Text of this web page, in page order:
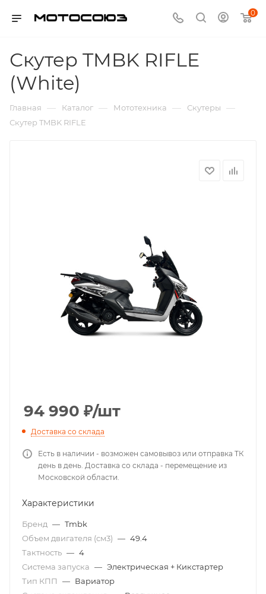
0
Скутер TMBK RIFLE
(White)
Главная — Каталог — Мототехника — Скутеры —
Скутер TMBK RIFLE
94 990 ₽/шт
Доставка со склада
Есть в наличии - возможен самовывоз или отправка ТК
день в день. Доставка со склада - перемещение из
Московской области.
Характеристики
Бренд — Tmbk
Объем двигателя (см3) — 49.4
Тактность — 4
Система запуска — Электрическая + Кикстартер
Тип КПП
— Вариатор